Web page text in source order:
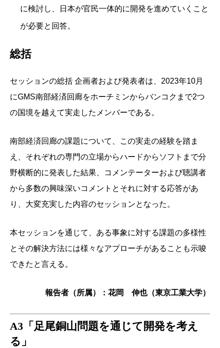
に検討し、日本が官民一体的に開発を進めていくこと
が必要と回答。
総括
セッションの総括 企画者および発表者は、2023年10月
にGMS南部経済回廊をホーチミンからバンコクまで2つ
の国境を越えて実走したメンバーである。
南部経済回廊の課題について、この実走の経験を踏ま
え、それぞれの専門の立場からハードからソフトまで分
野横断的に発表した結果、コメンテーターおよび聴講者
から多数の興味深いコメントとそれに対する応答があ
り、大変充実した内容のセッションとなった。
本セッションを通じて、ある事象に対する課題の多様性
とその解決方法には様々なアプローチがあることも示唆
できたと言える。
報告者（所属）：花岡 伸也（東京工業大学）
A3「足尾銅山問題を通じて開発を考え
る」